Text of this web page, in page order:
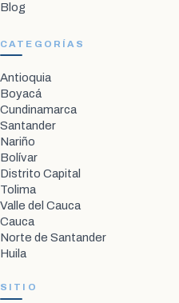
Blog
CATEGORÍAS
Antioquia
Boyacá
Cundinamarca
Santander
Nariño
Bolívar
Distrito Capital
Tolima
Valle del Cauca
Cauca
Norte de Santander
Huila
SITIO